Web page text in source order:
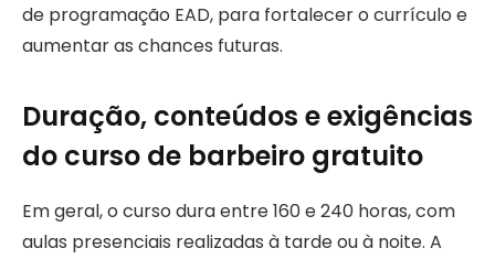
de programação EAD, para fortalecer o currículo e
aumentar as chances futuras.
Duração, conteúdos e exigências
do curso de barbeiro gratuito
Em geral, o curso dura entre 160 e 240 horas, com
aulas presenciais realizadas à tarde ou à noite. A